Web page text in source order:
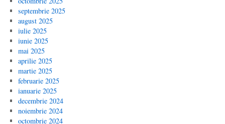
septembrie 2025
august 2025
iulie 2025
iunie 2025
mai 2025
aprilie 2025
martie 2025
februarie 2025
ianuarie 2025
decembrie 2024
noiembrie 2024
octombrie 2024